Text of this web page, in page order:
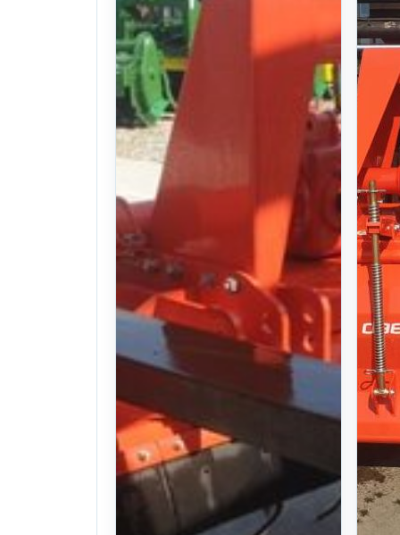
. 123일 전
(1811)
U$ 14,966
찜하기
.
찜